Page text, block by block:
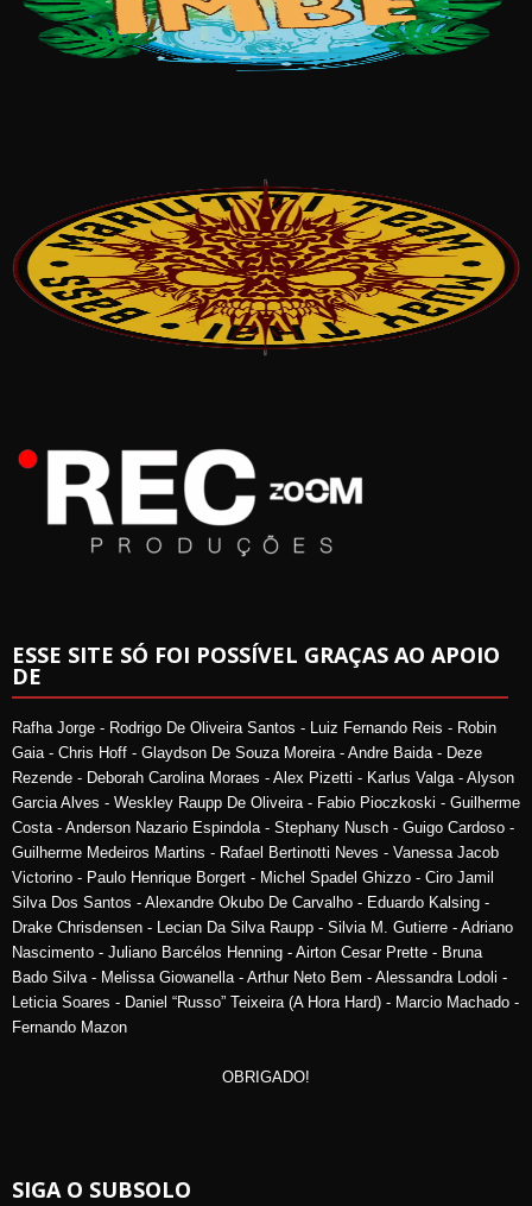
ESSE SITE SÓ FOI POSSÍVEL GRAÇAS AO APOIO
DE
Rafha Jorge - Rodrigo De Oliveira Santos - Luiz Fernando Reis - Robin
Gaia - Chris Hoff - Glaydson De Souza Moreira - Andre Baida - Deze
Rezende - Deborah Carolina Moraes - Alex Pizetti - Karlus Valga - Alyson
Garcia Alves - Weskley Raupp De Oliveira - Fabio Pioczkoski - Guilherme
Costa - Anderson Nazario Espindola - Stephany Nusch - Guigo Cardoso -
Guilherme Medeiros Martins - Rafael Bertinotti Neves - Vanessa Jacob
Victorino - Paulo Henrique Borgert - Michel Spadel Ghizzo - Ciro Jamil
Silva Dos Santos - Alexandre Okubo De Carvalho - Eduardo Kalsing -
Drake Chrisdensen - Lecian Da Silva Raupp - Silvia M. Gutierre - Adriano
Nascimento - Juliano Barcélos Henning - Airton Cesar Prette - Bruna
Bado Silva - Melissa Giowanella - Arthur Neto Bem - Alessandra Lodoli -
Leticia Soares - Daniel “Russo” Teixeira (A Hora Hard) - Marcio Machado -
Fernando Mazon
OBRIGADO!
SIGA O SUBSOLO